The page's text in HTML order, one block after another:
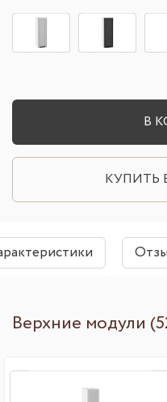
В
КУПИТЬ
Верхние модули